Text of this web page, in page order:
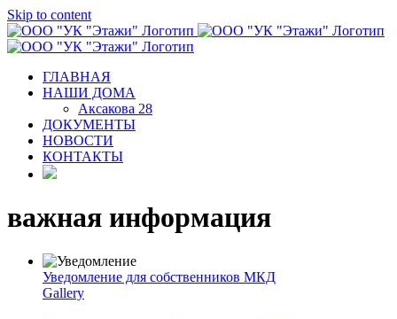
Skip to content
ГЛАВНАЯ
НАШИ ДОМА
Аксакова 28
ДОКУМЕНТЫ
НОВОСТИ
КОНТАКТЫ
важная информация
Уведомление для собственников МКД
Gallery